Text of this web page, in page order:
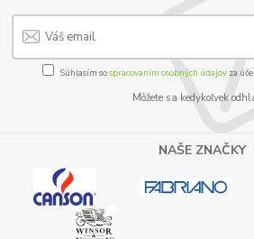
Súhlasím sospracovaním osobných údajov za
Môžete sa kedykoľvek
NAŠE ZNAČKY